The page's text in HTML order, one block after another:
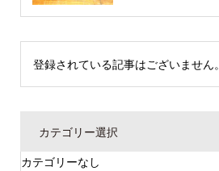
登録されている記事はございません。
カテゴリー選択
カテゴリーなし